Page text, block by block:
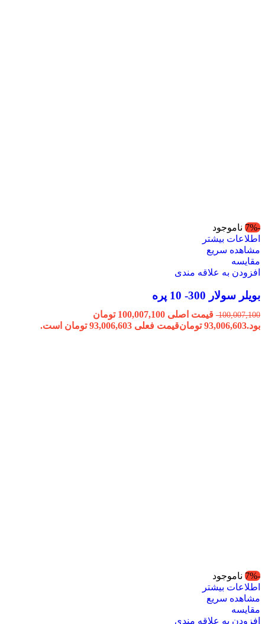
-7%
ناموجود
اطلاعات بیشتر
مشاهده سریع
مقایسه
افزودن به علاقه مندی
بویلر سولار 300- 10 پره
100,007,100
قیمت اصلی 100,007,100 تومان
بود.93,006,603 تومانقیمت فعلی 93,006,603 تومان است.
-7%
ناموجود
اطلاعات بیشتر
مشاهده سریع
مقایسه
افزودن به علاقه مندی